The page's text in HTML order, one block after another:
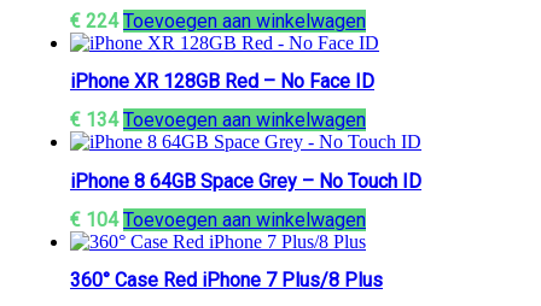
€ 224 Toevoegen aan winkelwagen
iPhone XR 128GB Red – No Face ID
€ 134 Toevoegen aan winkelwagen
iPhone 8 64GB Space Grey – No Touch ID
€ 104 Toevoegen aan winkelwagen
360° Case Red iPhone 7 Plus/8 Plus